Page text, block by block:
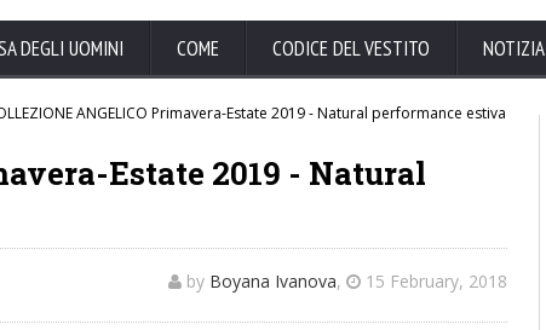
DEGLI UOMINI COME CODICE DEL VESTITO NOTIZIA
ANGELICO Primavera-Estate 2019 - Natural performance estiva
Estate 2019 - Natural
by Boyana Ivanova, 15 February, 2018